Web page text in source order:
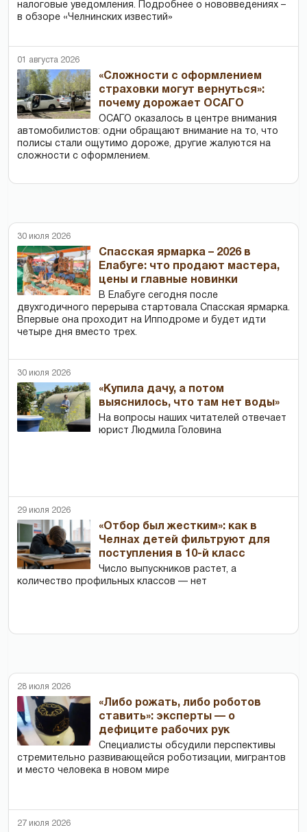
налоговые уведомления. Подробнее о нововведениях –
в обзоре «Челнинских известий»
01 августа 2026
«Сложности с оформлением
страховки могут вернуться»:
почему дорожает ОСАГО
ОСАГО оказалось в центре внимания
автомобилистов: одни обращают внимание на то, что
полисы стали ощутимо дороже, другие жалуются на
сложности с оформлением.
30 июля 2026
Спасская ярмарка – 2026 в
Елабуге: что продают мастера,
цены и главные новинки
В Елабуге сегодня после
двухгодичного перерыва стартовала Спасская ярмарка.
Впервые она проходит на Ипподроме и будет идти
четыре дня вместо трех.
30 июля 2026
«Купила дачу, а потом
выяснилось, что там нет воды»
На вопросы наших читателей отвечает
юрист Людмила Головина
29 июля 2026
«Отбор был жестким»: как в
Челнах детей фильтруют для
поступления в 10-й класс
Число выпускников растет, а
количество профильных классов — нет
28 июля 2026
«Либо рожать, либо роботов
ставить»: эксперты — о
дефиците рабочих рук
Специалисты обсудили перспективы
стремительно развивающейся роботизации, мигрантов
и место человека в новом мире
27 июля 2026